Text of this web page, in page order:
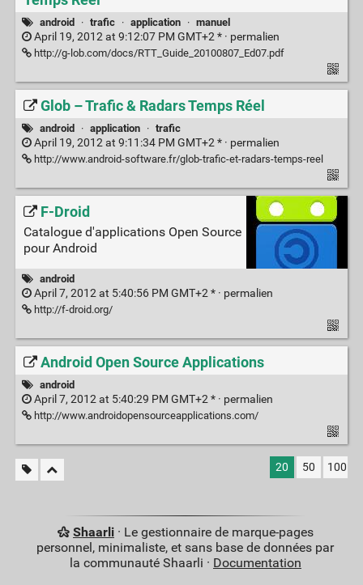
android · trafic · application · manuel
April 19, 2012 at 9:12:07 PM GMT+2 * · permalien
http://g-lob.com/docs/RTT_Guide_20100807_Ed07.pdf
Glob – Trafic & Radars Temps Réel
android · application · trafic
April 19, 2012 at 9:11:34 PM GMT+2 * · permalien
http://www.android-software.fr/glob-trafic-et-radars-temps-reel
F-Droid
Catalogue d'applications Open Source
pour Android
android
April 7, 2012 at 5:40:56 PM GMT+2 * · permalien
http://f-droid.org/
Android Open Source Applications
android
April 7, 2012 at 5:40:29 PM GMT+2 * · permalien
http://www.androidopensourceapplications.com/
20 50 100
Shaarli· Le gestionnaire de marque-pages
personnel, minimaliste, et sans base de données par
la communauté Shaarli · Documentation